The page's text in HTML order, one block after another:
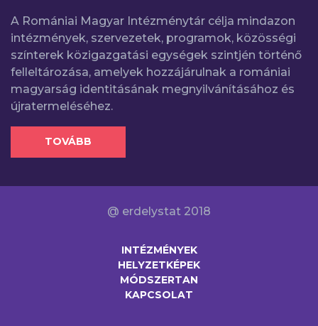
A Romániai Magyar Intézménytár célja mindazon
intézmények, szervezetek, programok, közösségi
színterek közigazgatási egységek szintjén történő
felleltározása, amelyek hozzájárulnak a romániai
magyarság identitásának megnyilvánításához és
újratermeléséhez.
TOVÁBB
@ erdelystat 2018
INTÉZMÉNYEK
HELYZETKÉPEK
MÓDSZERTAN
KAPCSOLAT